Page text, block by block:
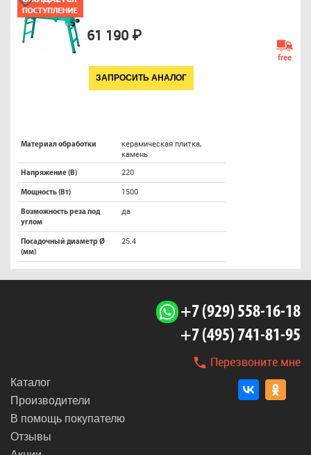
61 190 ₽
ЗАПРОСИТЬ АНАЛОГ
free
Материал обработки
керамическая плитка,
камень
Напряжение (В) 220
Мощность (Вт) 1500
Возможность реза под
углом
да
Посадочный диаметр Ø
(мм)
25.4
+7 (929) 558-16-18
+7 (495) 741-81-95
Перезвоните мне
Каталог
Производители
В помощь покупателю
Отзывы